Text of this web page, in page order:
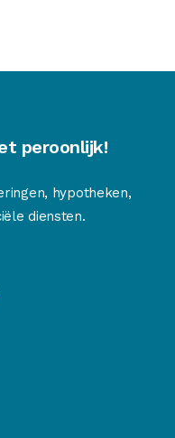
peroonlijk!
hypotheken,
diensten.